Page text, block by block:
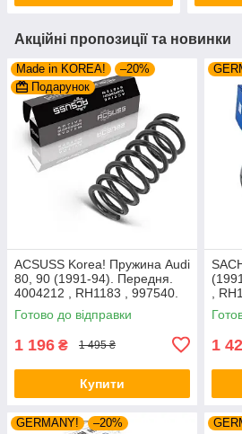
Акційні пропозиції та новинки
Made in KOREA!
–20%
Подарунок
ACSUSS Korea! Пружина Audi
80, 90 (1991-94). Передня.
4004212 , RH1183 , 997540.
Аксусс Корея
Готово до відправки
1 196 ₴ 1 495 ₴
Купити
,
1
GERMANY! –20%